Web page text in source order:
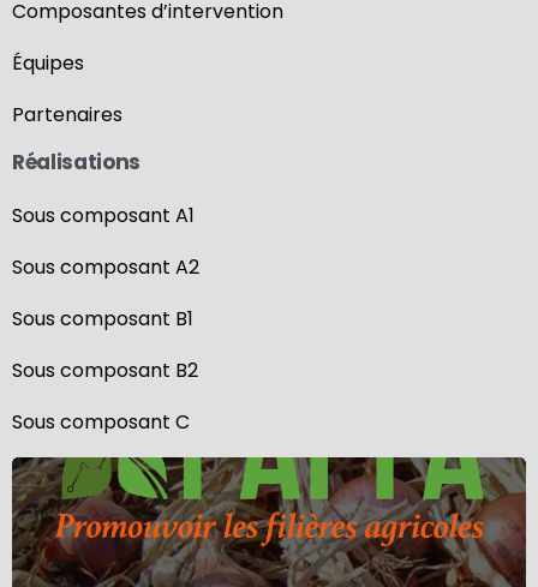
Composantes d’intervention
Équipes
Partenaires
Réalisations
Sous composant A1
Sous composant A2
Sous composant B1
Sous composant B2
Sous composant C